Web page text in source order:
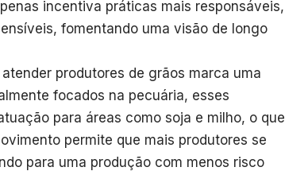
incentiva práticas mais responsáveis,
fomentando uma visão de longo
produtores de grãos marca uma
focados na pecuária, esses
para áreas como soja e milho, o que
permite que mais produtores se
para uma produção com menos risco